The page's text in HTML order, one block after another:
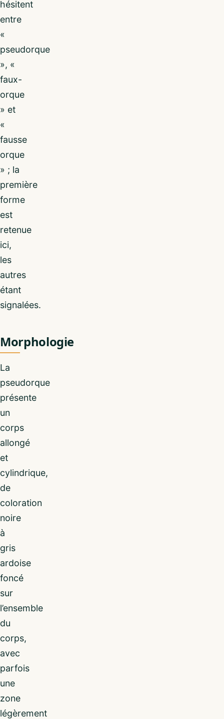
hésitent
entre
«
pseudorque
», «
faux-
orque
» et
«
fausse
orque
» ; la
première
forme
est
retenue
ici,
les
autres
étant
signalées.
Morphologie
La
pseudorque
présente
un
corps
allongé
et
cylindrique,
de
coloration
noire
à
gris
ardoise
foncé
sur
l’ensemble
du
corps,
avec
parfois
une
zone
légèrement